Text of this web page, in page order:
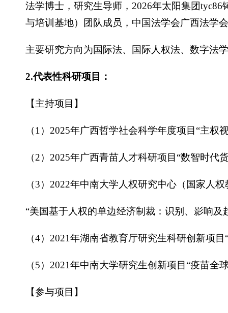
法学博士，研究生导师，2026年太阳集团
与培训基地）团队成员，中国法学会广西法学
主要研究方向为国际法、国际人权法、数字法
2.代表性科研项目：
【主持项目】
（1）2025年广西哲学社会科学年度项目“主
（2）2025年广西青苗人才科研项目“数智时
（3）2022年中南大学人权研究中心（国家人
“美国基于人权的单边经济制裁：识别、影响及
（4）2021年湖南省教育厅研究生科研创新项
（5）2021年中南大学研究生创新项目“疫苗
【参与项目】